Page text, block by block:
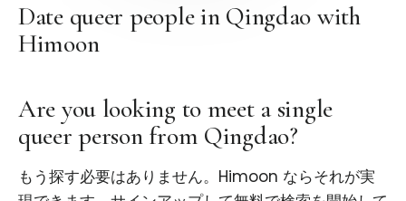
Date queer people in Qingdao with
Himoon
Are you looking to meet a single
queer person from Qingdao?
もう探す必要はありません。Himoon ならそれが実